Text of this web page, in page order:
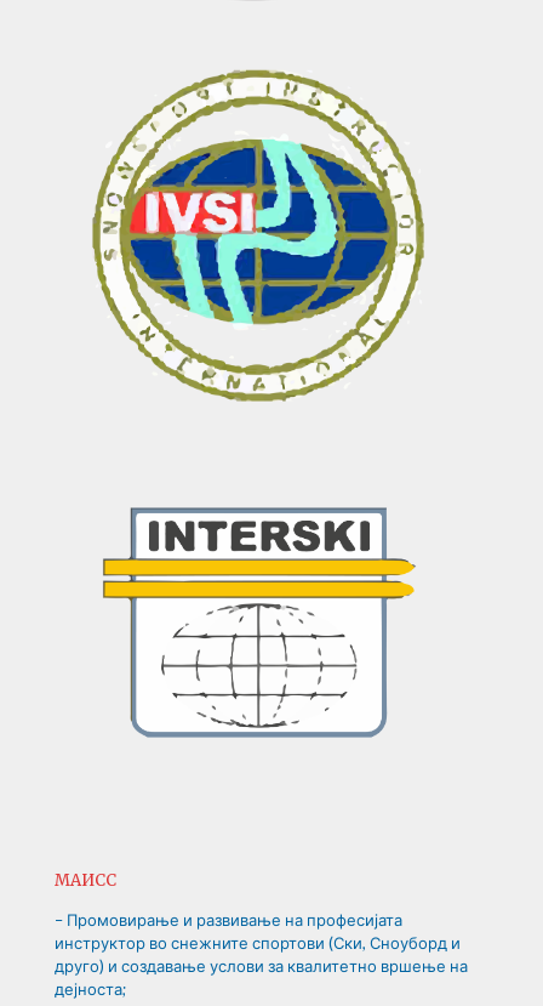
МАИСС
– Промовирање и развивање на професијата
инструктор во снежните спортови (Ски, Сноуборд и
друго) и создавање услови за квалитетно вршење на
дејноста;